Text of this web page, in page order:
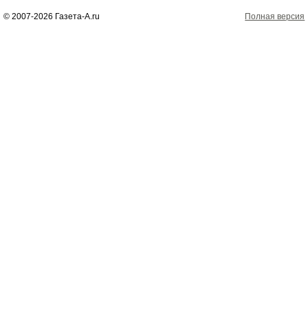
© 2007-2026 Газета-А.ru Полная версия